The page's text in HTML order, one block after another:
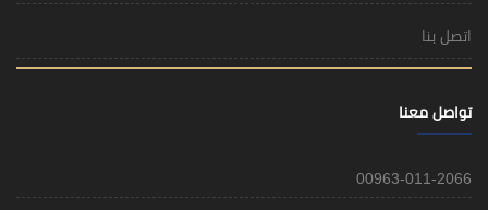
اتصل بنا
تواصل معنا
00963-011-2066